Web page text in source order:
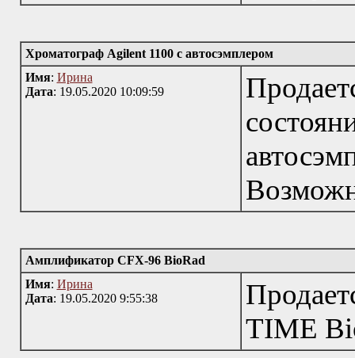
Хроматограф Agilent 1100 с автосэмплером
Имя: Ирина
Дата: 19.05.2020 10:09:59
Амплификатор CFX-96 BioRad
Имя: Ирина
Дата: 19.05.2020 9:55:38
TIME